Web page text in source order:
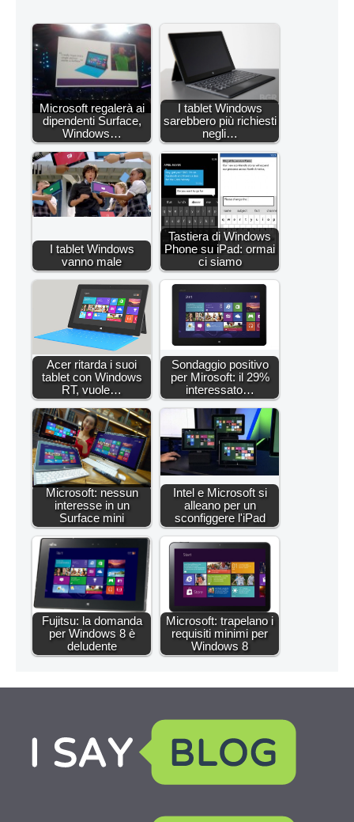
Microsoft regalerà ai
dipendenti Surface,
Windows…
I tablet Windows
sarebbero più richiesti
negli…
I tablet Windows
vanno male
Tastiera di Windows
Phone su iPad: ormai
ci siamo
Acer ritarda i suoi
tablet con Windows
RT, vuole…
Sondaggio positivo
per Mirosoft: il 29%
interessato…
Microsoft: nessun
interesse in un
Surface mini
Intel e Microsoft si
alleano per un
sconfiggere l'iPad
Fujitsu: la domanda
per Windows 8 è
deludente
Microsoft: trapelano i
requisiti minimi per
Windows 8